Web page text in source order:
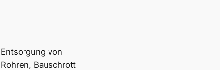
Entsorgung von
Rohren, Bauschrott